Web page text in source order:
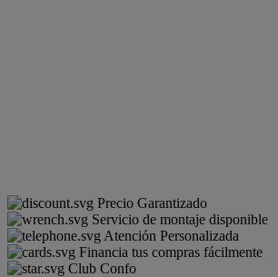
Precio Garantizado
Servicio de montaje disponible
Atención Personalizada
Financia tus compras fácilmente
Club Confo